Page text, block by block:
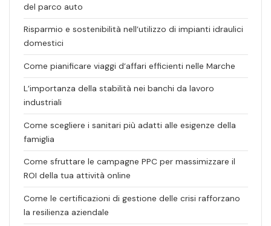
del parco auto
Risparmio e sostenibilità nell’utilizzo di impianti idraulici
domestici
Come pianificare viaggi d’affari efficienti nelle Marche
L’importanza della stabilità nei banchi da lavoro
industriali
Come scegliere i sanitari più adatti alle esigenze della
famiglia
Come sfruttare le campagne PPC per massimizzare il
ROI della tua attività online
Come le certificazioni di gestione delle crisi rafforzano
la resilienza aziendale